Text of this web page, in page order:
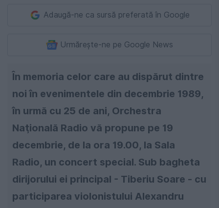
Adaugă-ne ca sursă preferată în Google
Urmărește-ne pe Google News
În memoria celor care au dispărut dintre
noi în evenimentele din decembrie 1989,
în urmă cu 25 de ani, Orchestra
Naţională Radio vă propune pe 19
decembrie, de la ora 19.00, la Sala
Radio, un concert special. Sub bagheta
dirijorului ei principal - Tiberiu Soare - cu
participarea violonistului Alexandru